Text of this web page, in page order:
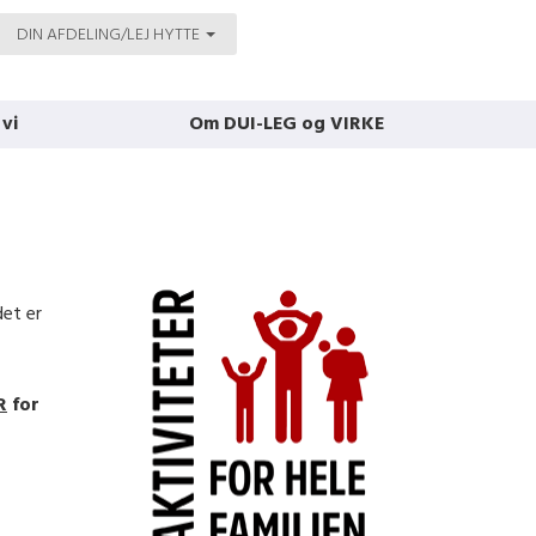
DIN AFDELING/LEJ HYTTE
Om DUI-LEG og VIRKE
er
for